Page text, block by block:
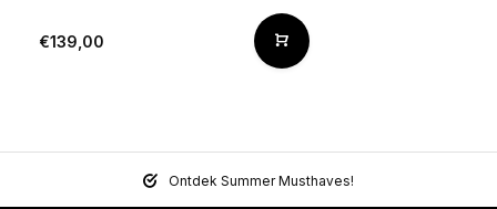
€139,00
Ontdek Summer Musthaves!